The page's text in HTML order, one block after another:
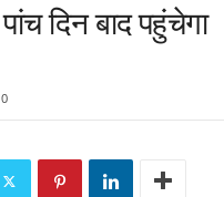
दिन बाद पहुंचेगा
0